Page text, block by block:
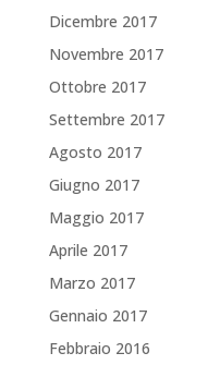
Dicembre 2017
Novembre 2017
Ottobre 2017
Settembre 2017
Agosto 2017
Giugno 2017
Maggio 2017
Aprile 2017
Marzo 2017
Gennaio 2017
Febbraio 2016